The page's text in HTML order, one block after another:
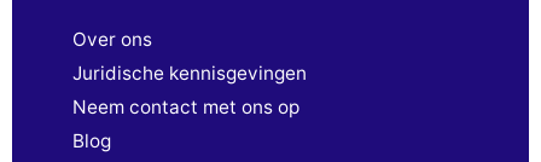
Over ons
Juridische kennisgevingen
Neem contact met ons op
Blog